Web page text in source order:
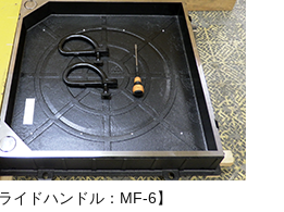
イドハンドル：MF-6】